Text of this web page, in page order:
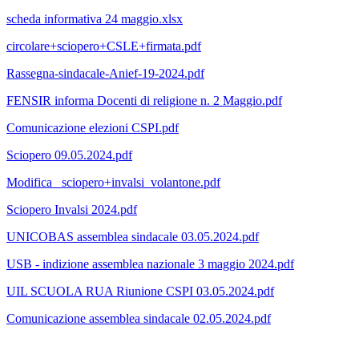
scheda informativa 24 maggio.xlsx
circolare+sciopero+CSLE+firmata.pdf
Rassegna-sindacale-Anief-19-2024.pdf
FENSIR informa Docenti di religione n. 2 Maggio.pdf
Comunicazione elezioni CSPI.pdf
Sciopero 09.05.2024.pdf
Modifica _sciopero+invalsi_volantone.pdf
Sciopero Invalsi 2024.pdf
UNICOBAS assemblea sindacale 03.05.2024.pdf
USB - indizione assemblea nazionale 3 maggio 2024.pdf
UIL SCUOLA RUA Riunione CSPI 03.05.2024.pdf
Comunicazione assemblea sindacale 02.05.2024.pdf